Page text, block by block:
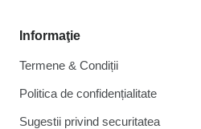
Informaţie
Termene & Condiții
Politica de confidențialitate
Sugestii privind securitatea